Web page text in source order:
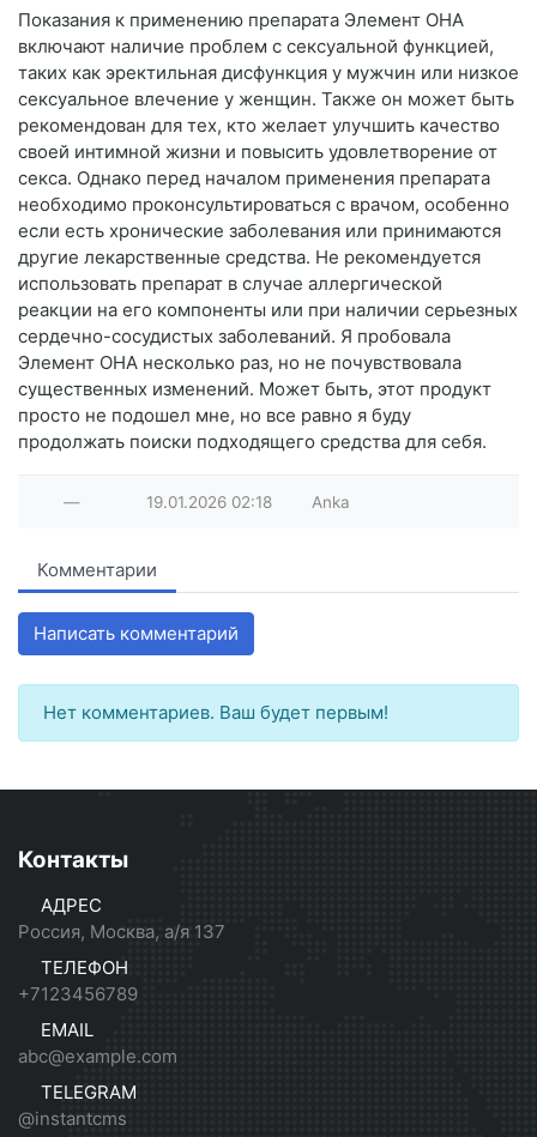
Показания к применению препарата Элемент ОНА
включают наличие проблем с сексуальной функцией,
таких как эректильная дисфункция у мужчин или низкое
сексуальное влечение у женщин. Также он может быть
рекомендован для тех, кто желает улучшить качество
своей интимной жизни и повысить удовлетворение от
секса. Однако перед началом применения препарата
необходимо проконсультироваться с врачом, особенно
если есть хронические заболевания или принимаются
другие лекарственные средства. Не рекомендуется
использовать препарат в случае аллергической
реакции на его компоненты или при наличии серьезных
сердечно-сосудистых заболеваний. Я пробовала
Элемент ОНА несколько раз, но не почувствовала
существенных изменений. Может быть, этот продукт
просто не подошел мне, но все равно я буду
продолжать поиски подходящего средства для себя.
— 19.01.2026 02:18 Anka
Комментарии
Написать комментарий
Нет комментариев. Ваш будет первым!
Контакты
АДРЕС
Россия, Москва, а/я 137
ТЕЛЕФОН
+7123456789
EMAIL
abc@example.com
TELEGRAM
@instantcms